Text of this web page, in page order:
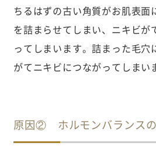
ちるはずの古い角質がお肌表面
を詰まらせてしまい、ニキビが
ってしまいます。詰まった毛穴
がてニキビにつながってしまい
原因② ホルモンバランス